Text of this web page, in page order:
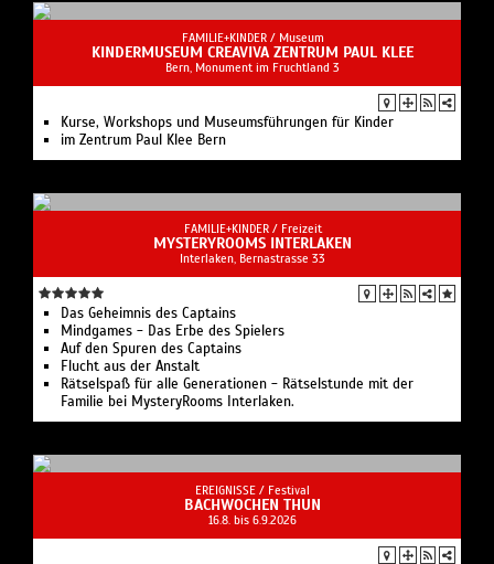
FAMILIE+KINDER / Museum
KINDERMUSEUM CREAVIVA ZENTRUM PAUL KLEE
Bern, Monument im Fruchtland 3
Kurse, Workshops und Museumsführungen für Kinder
im Zentrum Paul Klee Bern
FAMILIE+KINDER / Freizeit
MYSTERYROOMS INTERLAKEN
Interlaken, Bernastrasse 33
Das Geheimnis des Captains
Mindgames - Das Erbe des Spielers
Auf den Spuren des Captains
Flucht aus der Anstalt
Rätselspaß für alle Generationen - Rätselstunde mit der
Familie bei MysteryRooms Interlaken.
EREIGNISSE / Festival
BACHWOCHEN THUN
16.8. bis 6.9.2026